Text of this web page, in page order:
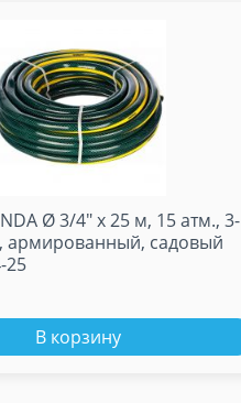
Ø 3/4" x 25 м, 15 атм., 3-
армированный, садовый
25
В корзину